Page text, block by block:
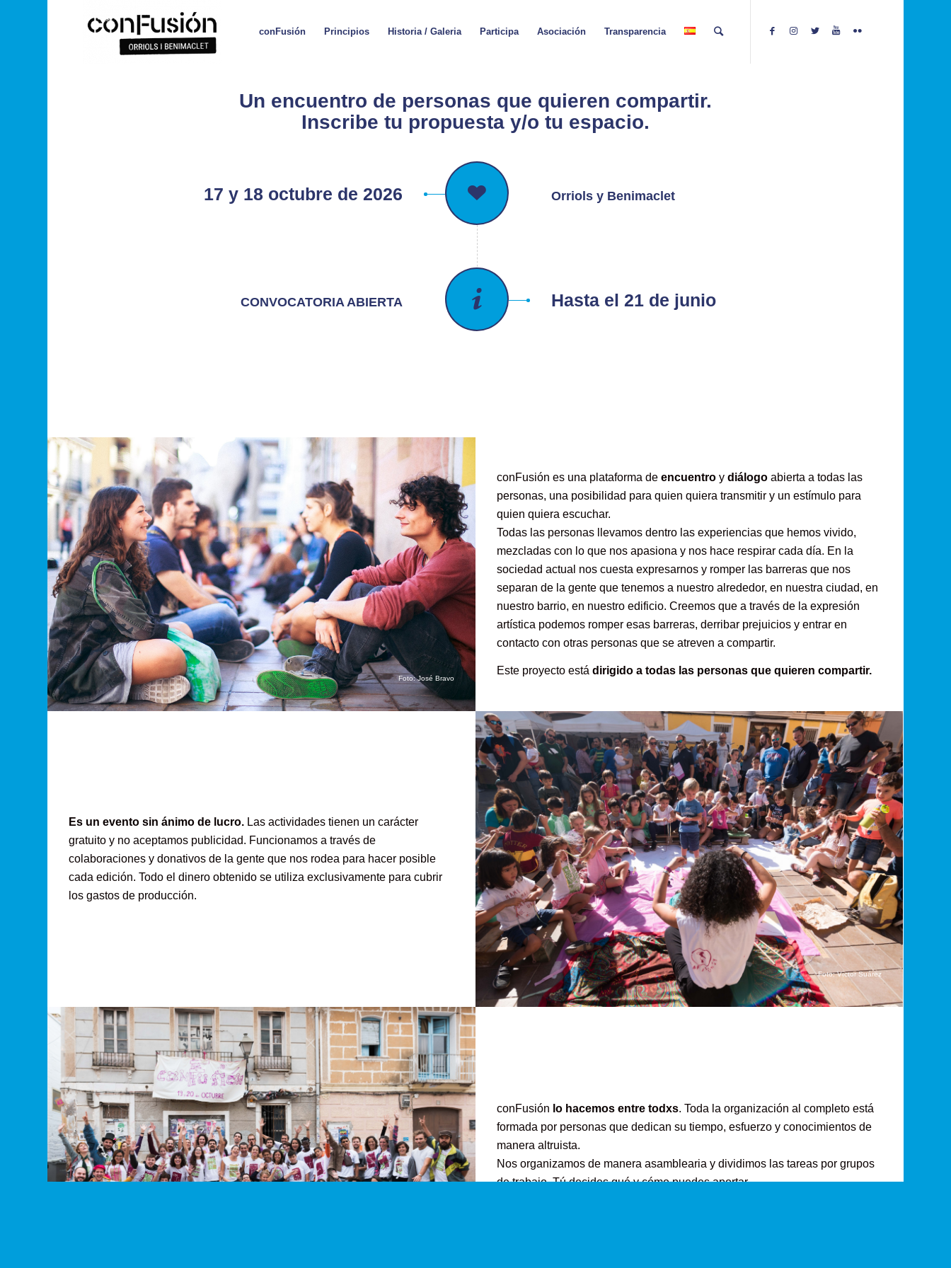
conFusión Principios Historia / Galeria Participa Asociación Transparencia
Un encuentro de personas que quieren compartir.
Inscribe tu propuesta y/o tu espacio.
17 y 18 octubre de 2026 Orriols y Benimaclet
CONVOCATORIA ABIERTA Hasta el 21 de junio
Foto: José Bravo
conFusión es una plataforma deencuentro ydiálogo abierta a todas las
personas, una posibilidad para quien quiera transmitir y un estímulo para
quien quiera escuchar.
Todas las personas llevamos dentro las experiencias que hemos vivido,
mezcladas con lo que nos apasiona y nos hace respirar cada día. En la
sociedad actual nos cuesta expresarnos y romper las barreras que nos
separan de la gente que tenemos a nuestro alrededor, en nuestra ciudad, en
nuestro barrio, en nuestro edificio. Creemos que a través de la expresión
artística podemos romper esas barreras, derribar prejuicios y entrar en
contacto con otras personas que se atreven a compartir.
Este proyecto estádirigido a todas las personas que quieren compartir.
Es un evento sin ánimo de lucro. Las actividades tienen un carácter
gratuito y no aceptamos publicidad. Funcionamos a través de
colaboraciones y donativos de la gente que nos rodea para hacer posible
cada edición. Todo el dinero obtenido se utiliza exclusivamente para cubrir
los gastos de producción.
Foto: Víctor Suárez
conFusión lo hacemos entre todxs. Toda la organización al completo está
formada por personas que dedican su tiempo, esfuerzo y conocimientos de
manera altruista.
Nos organizamos de manera asamblearia y dividimos las tareas por grupos
de trabajo. Tú decides qué y cómo puedes aportar.